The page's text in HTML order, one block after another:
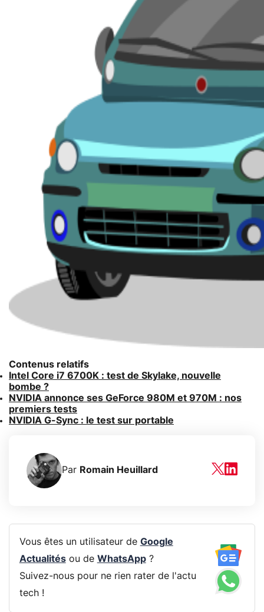
Contenus relatifs
Intel Core i7 6700K : test de Skylake, nouvelle
bombe ?
NVIDIA annonce ses GeForce 980M et 970M : nos
premiers tests
NVIDIA G-Sync : le test sur portable
Par Romain Heuillard
Vous êtes un utilisateur de Google
Actualitésou de WhatsApp?
Suivez-nous pour ne rien rater de l'actu
tech !